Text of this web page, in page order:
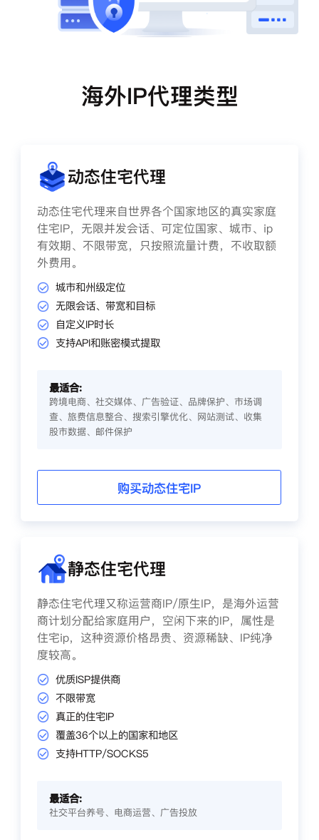
海外IP代理类型
动态住宅代理
动态住宅代理来自世界各个国家地区的真实家庭
住宅IP，无限并发会话、可定位国家、城市、ip
有效期、不限带宽，只按照流量计费，不收取额
外费用。
城市和州级定位
无限会话、带宽和目标
自定义IP时长
支持API和账密模式提取
最适合:
跨境电商、社交媒体、广告验证、品牌保护、市场调
查、旅费信息整合、搜索引擎优化、网站测试、收集
股市数据、邮件保护
购买动态住宅IP
静态住宅代理
静态住宅代理又称运营商IP/原生IP，是海外运营
商计划分配给家庭用户，空闲下来的IP，属性是
住宅ip，这种资源价格昂贵、资源稀缺、IP纯净
度较高。
优质ISP提供商
不限带宽
真正的住宅IP
覆盖36个以上的国家和地区
支持HTTP/SOCKS5
最适合:
社交平台养号、电商运营、广告投放